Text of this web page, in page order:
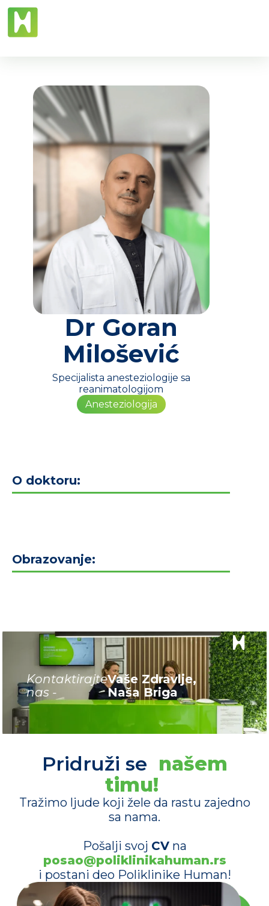
Anesteziologija
Dr Goran
Milošević
Specijalista anesteziologije sa
reanimatologijom
O doktoru:
Obrazovanje:
Kontaktirajte
nas -
Vaše Zdravlje,
Naša Briga
Pridruži se našem
timu!
Tražimo ljude koji žele da rastu zajedno
sa nama.
Pošalji svoj CVna
posao@poliklinikahuman.rs
i postani deo Poliklinike Human!